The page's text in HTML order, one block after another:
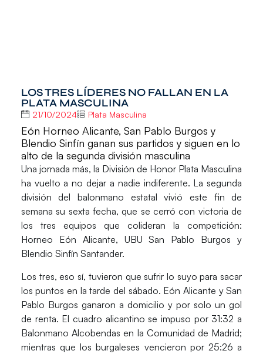
LOS TRES LÍDERES NO FALLAN EN LA
PLATA MASCULINA
21/10/2024 Plata Masculina
Eón Horneo Alicante, San Pablo Burgos y
Blendio Sinfín ganan sus partidos y siguen en lo
alto de la segunda división masculina
Una jornada más, la División de Honor Plata Masculina
ha vuelto a no dejar a nadie indiferente. La segunda
división del balonmano estatal vivió este fin de
semana su sexta fecha, que se cerró con victoria de
los tres equipos que colideran la competición:
Horneo Eón Alicante, UBU San Pablo Burgosy
Blendio Sinfín Santander.
Los tres, eso sí, tuvieron que sufrir lo suyo para sacar
los puntos en la tarde del sábado. Eón Alicante ySan
Pablo Burgos ganaron a domicilio y por solo un gol
de renta. El cuadro alicantino se impuso por 31:32 a
Balonmano Alcobendasen la Comunidad de Madrid;
mientras que los burgaleses vencieron por 25:26 a